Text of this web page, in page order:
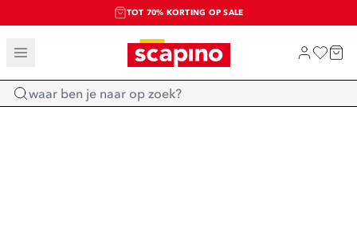
TOT 70% KORTING OP SALE
SALE: LAATSTE KANS!
SHOP NIEUW
Home